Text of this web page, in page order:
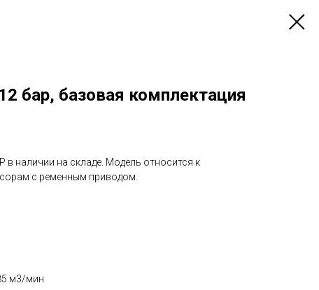
бар, базовая комплектация
наличии на складе. Модель относится к
с ременным приводом.
м3/мин